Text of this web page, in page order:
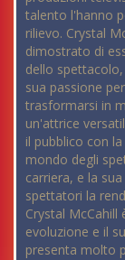
talento l'hanno
rilievo. Crystal
dimostrato di
dello
sua passione
trasformarsi in
un'attrice
il pubblico con
mondo degli
carriera, e la
spettatori la
Crystal McCahill
evoluzione e il
presenta molto